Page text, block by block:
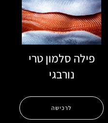
פילה סלמון טרי
נורבגי
לרכישה